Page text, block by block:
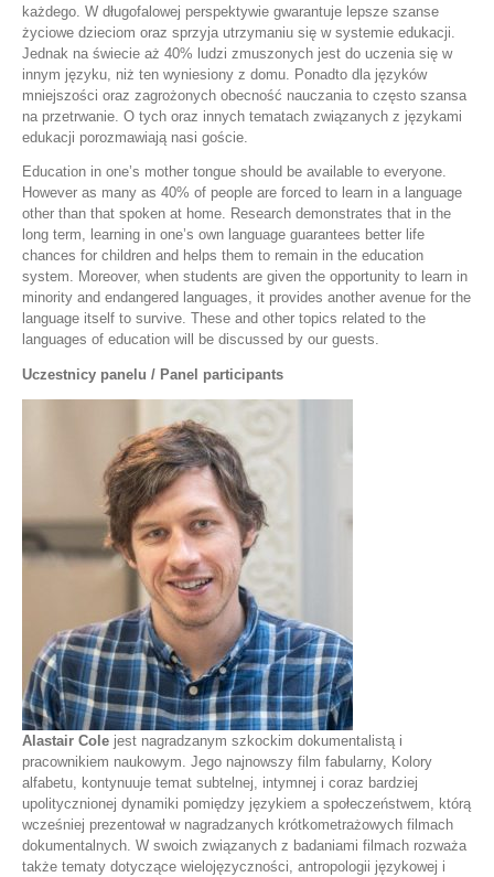
każdego. W długofalowej perspektywie gwarantuje lepsze szanse
życiowe dzieciom oraz sprzyja utrzymaniu się w systemie edukacji.
Jednak na świecie aż 40% ludzi zmuszonych jest do uczenia się w
innym języku, niż ten wyniesiony z domu. Ponadto dla języków
mniejszości oraz zagrożonych obecność nauczania to często szansa
na przetrwanie. O tych oraz innych tematach związanych z językami
edukacji porozmawiają nasi goście.
Education in one’s mother tongue should be available to everyone.
However as many as 40% of people are forced to learn in a language
other than that spoken at home. Research demonstrates that in the
long term, learning in one’s own language guarantees better life
chances for children and helps them to remain in the education
system. Moreover, when students are given the opportunity to learn in
minority and endangered languages, it provides another avenue for the
language itself to survive. These and other topics related to the
languages of education will be discussed by our guests.
Uczestnicy panelu / Panel participants
Alastair Cole jest nagradzanym szkockim dokumentalistą i
pracownikiem naukowym. Jego najnowszy film fabularny, Kolory
alfabetu, kontynuuje temat subtelnej, intymnej i coraz bardziej
upolitycznionej dynamiki pomiędzy językiem a społeczeństwem, którą
wcześniej prezentował w nagradzanych krótkometrażowych filmach
dokumentalnych. W swoich związanych z badaniami filmach rozważa
także tematy dotyczące wielojęzyczności, antropologii językowej i